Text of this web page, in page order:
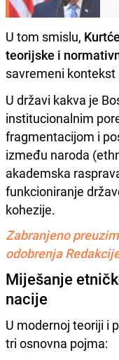
U tom smislu,
teorijske i
savremeni kontekst
U državi kakva je
institucionalnim
fragmentacijom i
između naroda
akademska
funkcioniranje
kohezije.
Zabranjeno
odobrenja
Miješanje
nacije
U modernoj teoriji i
tri osnovna pojma: